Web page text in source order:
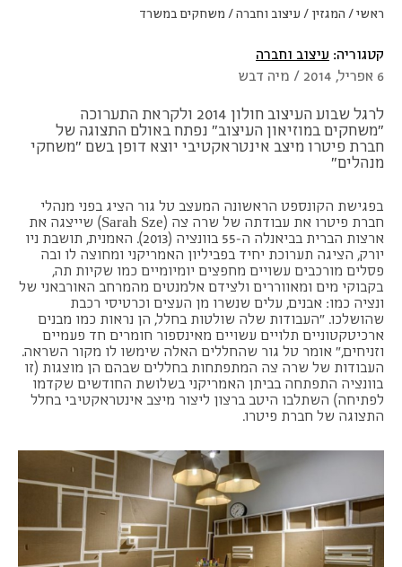
ראשי/ המגזין / עיצוב וחברה/ משחקים במשרד
קטגוריה: עיצוב וחברה
6 אפריל, 2014 / מיה דבש
לרגל שבוע העיצוב חולון 2014 ולקראת התערוכה
"משחקים במוזיאון העיצוב" נפתח באולם התצוגה של
חברת פיטרו מיצב אינטראקטיבי יוצא דופן בשם "משחקי
מנהלים"
בפגישת הקונספט הראשונה המעצב טל גור הציג בפני מנהלי
חברת פיטרו את עבודתה של שרה צה (Sarah Sze) שייצגה את
ארצות הברית בביאנלה ה-55 בוונציה (2013). האמנית, תושבת ניו
יורק, הציגה תערוכת יחיד בפביליון האמריקני ומחוצה לו ובה
פסלים מורכבים עשויים מחפצים יומיומיים כמו שקיות תה,
בקבוקי מים ומאווררים ולצידם אלמנטים מהמרחב האורבאני של
ונציה כמו: אבנים, עלים שנשרו מן העצים וכרטיסי רכבת
שהושלכו. "העבודות שלה שולטות בחלל, הן נראות כמו מבנים
ארכיטקטוניים תלויים עשויים מאינספור חומרים חד פעמיים
וזניחים," אומר טל גור שהחללים האלה שימשו לו מקור השראה.
העבודות של שרה צה המתפתחות בחללים שבהם הן מוצגות (זו
בוונציה התפתחה בביתן האמריקני בשלושת החודשים שקדמו
לפתיחה) השתלבו היטב ברצון ליצור מיצב אינטראקטיבי בחלל
התצוגה של חברת פיטרו.